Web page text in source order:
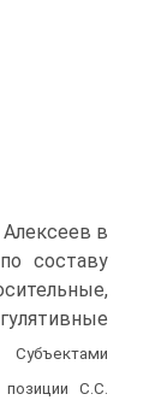
в
составу
позиции С.С.